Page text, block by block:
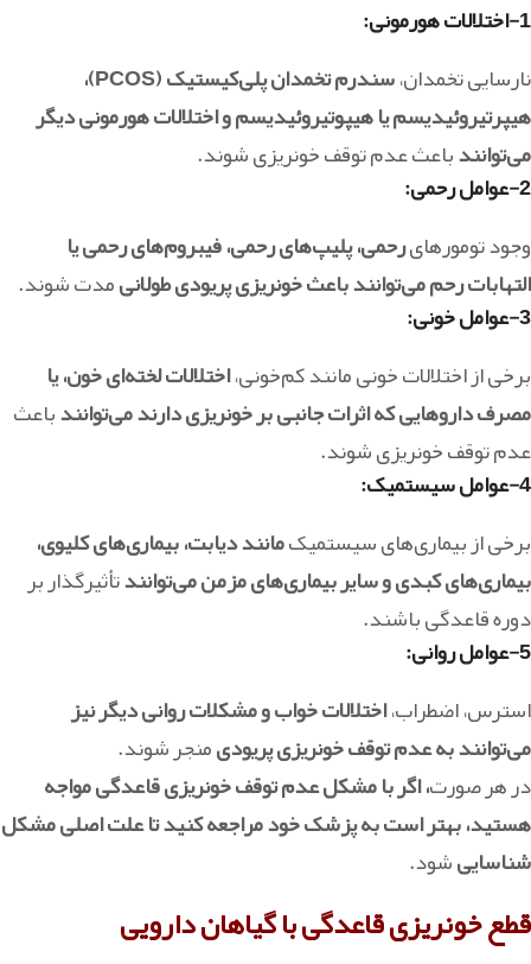
1-اختلالات هورمونی
:
نارسایی تخمدان،
سندرم تخمدان پلی‌کیستیک (PCOS)،
هیپرتیروئیدیسم یا هیپوتیروئیدیسم و اختلالات هورمونی دیگر
می‌توانندباعث عدم توقف خونریزی شوند.
2-عوامل رحمی
:
وجود تومورهایرحمی، پلیپ‌های رحمی، فیبروم‌های رحمی یا
التهابات رحم می‌توانند باعث خونریزی پریودی طولانیمدت شوند.
3-عوامل خونی
:
برخی از اختلالات خونی مانند کم‌خونی،اختلالات لخته‌ای خون، یا
مصرف داروهایی که اثرات جانبی بر خونریزی دارند می‌توانندباعث
عدم توقف خونریزی شوند.
4-عوامل سیستمیک
:
برخی از بیماری‌های سیستمیکمانند دیابت، بیماری‌های کلیوی،
بیماری‌های کبدی و سایر بیماری‌های مزمن می‌توانندتأثیرگذار بر
دوره قاعدگی باشند.
5-عوامل روانی
:
استرس، اضطراب،اختلالات خواب و مشکلات روانی دیگر نیز
می‌توانند به عدم توقف خونریزی پریودیمنجر شوند.
در هر صورت، اگر با مشکل عدم توقف خونریزی قاعدگی مواجه
هستید، بهتر است به پزشک خود مراجعه کنید تا علت اصلی مشکل
شناساییشود.
قطع خونریزی قاعدگی با گیاهان دارویی